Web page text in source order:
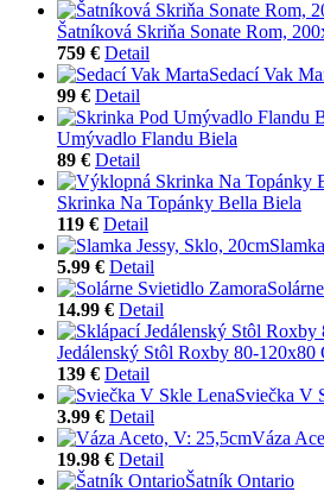
Šatníková Skriňa Sonate Rom,
759 € Detail
Sedací Vak
99 € Detail
Umývadlo Flandu Biela
89 € Detail
Skrinka Na Topánky Bella Biela
119 € Detail
5.99 € Detail
14.99 € Detail
Jedálenský Stôl Roxby 80-120x80
139 € Detail
Sviečka V
3.99 € Detail
Váza
19.98 € Detail
Šatník Ontario